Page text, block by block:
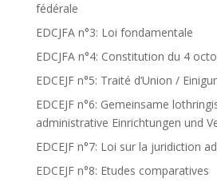
fédérale
EDCJFA n°3: Loi fondamentale
EDCJFA n°4: Constitution du 4
EDCEJF n°5: Traité d’Union /
EDCEJF n°6: Gemeinsame
administrative Einrichtungen und
EDCEJF n°7: Loi sur la juridiction
EDCEJF n°8: Etudes comparatives